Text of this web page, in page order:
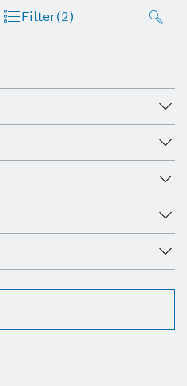
Filter(2)